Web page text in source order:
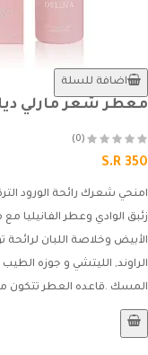
اضافة للسلة
معطر شعر مارلي ديلينا
(0)
S.R 350
امنحي شعرك رائحة الورود
زئبق الوادي وعطر الفانيليا
الأبيض وخلاصة اللبان
الراوند, الليتشي و جوزه الطيب
المسك .قاعده العطر تتكون